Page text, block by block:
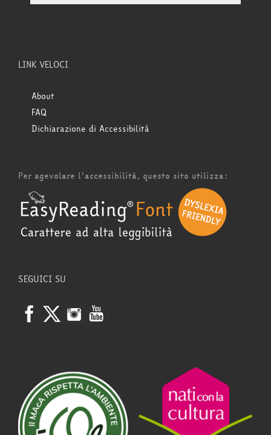
LINK VELOCI
About
FAQ
Dichiarazione di Accessibilità
Per agevolare l'accessibilità, questo sito utilizza:
SEGUICI SU